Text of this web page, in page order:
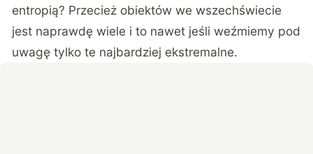
entropią? Przecież obiektów we wszechświecie
jest naprawdę wiele i to nawet jeśli weźmiemy pod
uwagę tylko te najbardziej ekstremalne.